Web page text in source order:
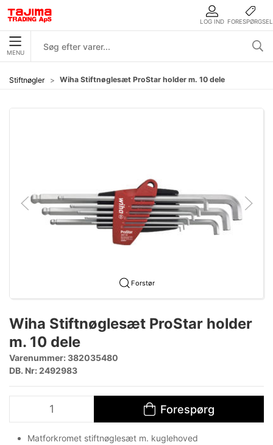
LOG IND FORESPØRGSEL
MENU
Stiftnøgler Wiha Stiftnøglesæt ProStar holder m. 10 dele
Forstør
Wiha Stiftnøglesæt ProStar holder
m. 10 dele
Varenummer: 382035480
DB. Nr: 2492983
Forespørg
Matforkromet stiftnøglesæt m. kuglehoved